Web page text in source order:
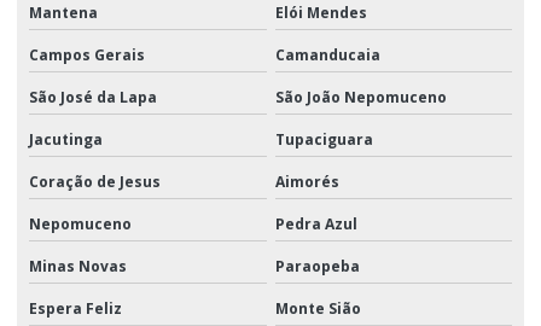
Mantena Elói Mendes
Campos Gerais Camanducaia
São José da Lapa São João Nepomuceno
Jacutinga Tupaciguara
Coração de Jesus Aimorés
Nepomuceno Pedra Azul
Minas Novas Paraopeba
Espera Feliz Monte Sião